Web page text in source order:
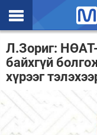
Эхлэл
Цаг агаар
Л.Зориг:
байхгүй
хүрээг